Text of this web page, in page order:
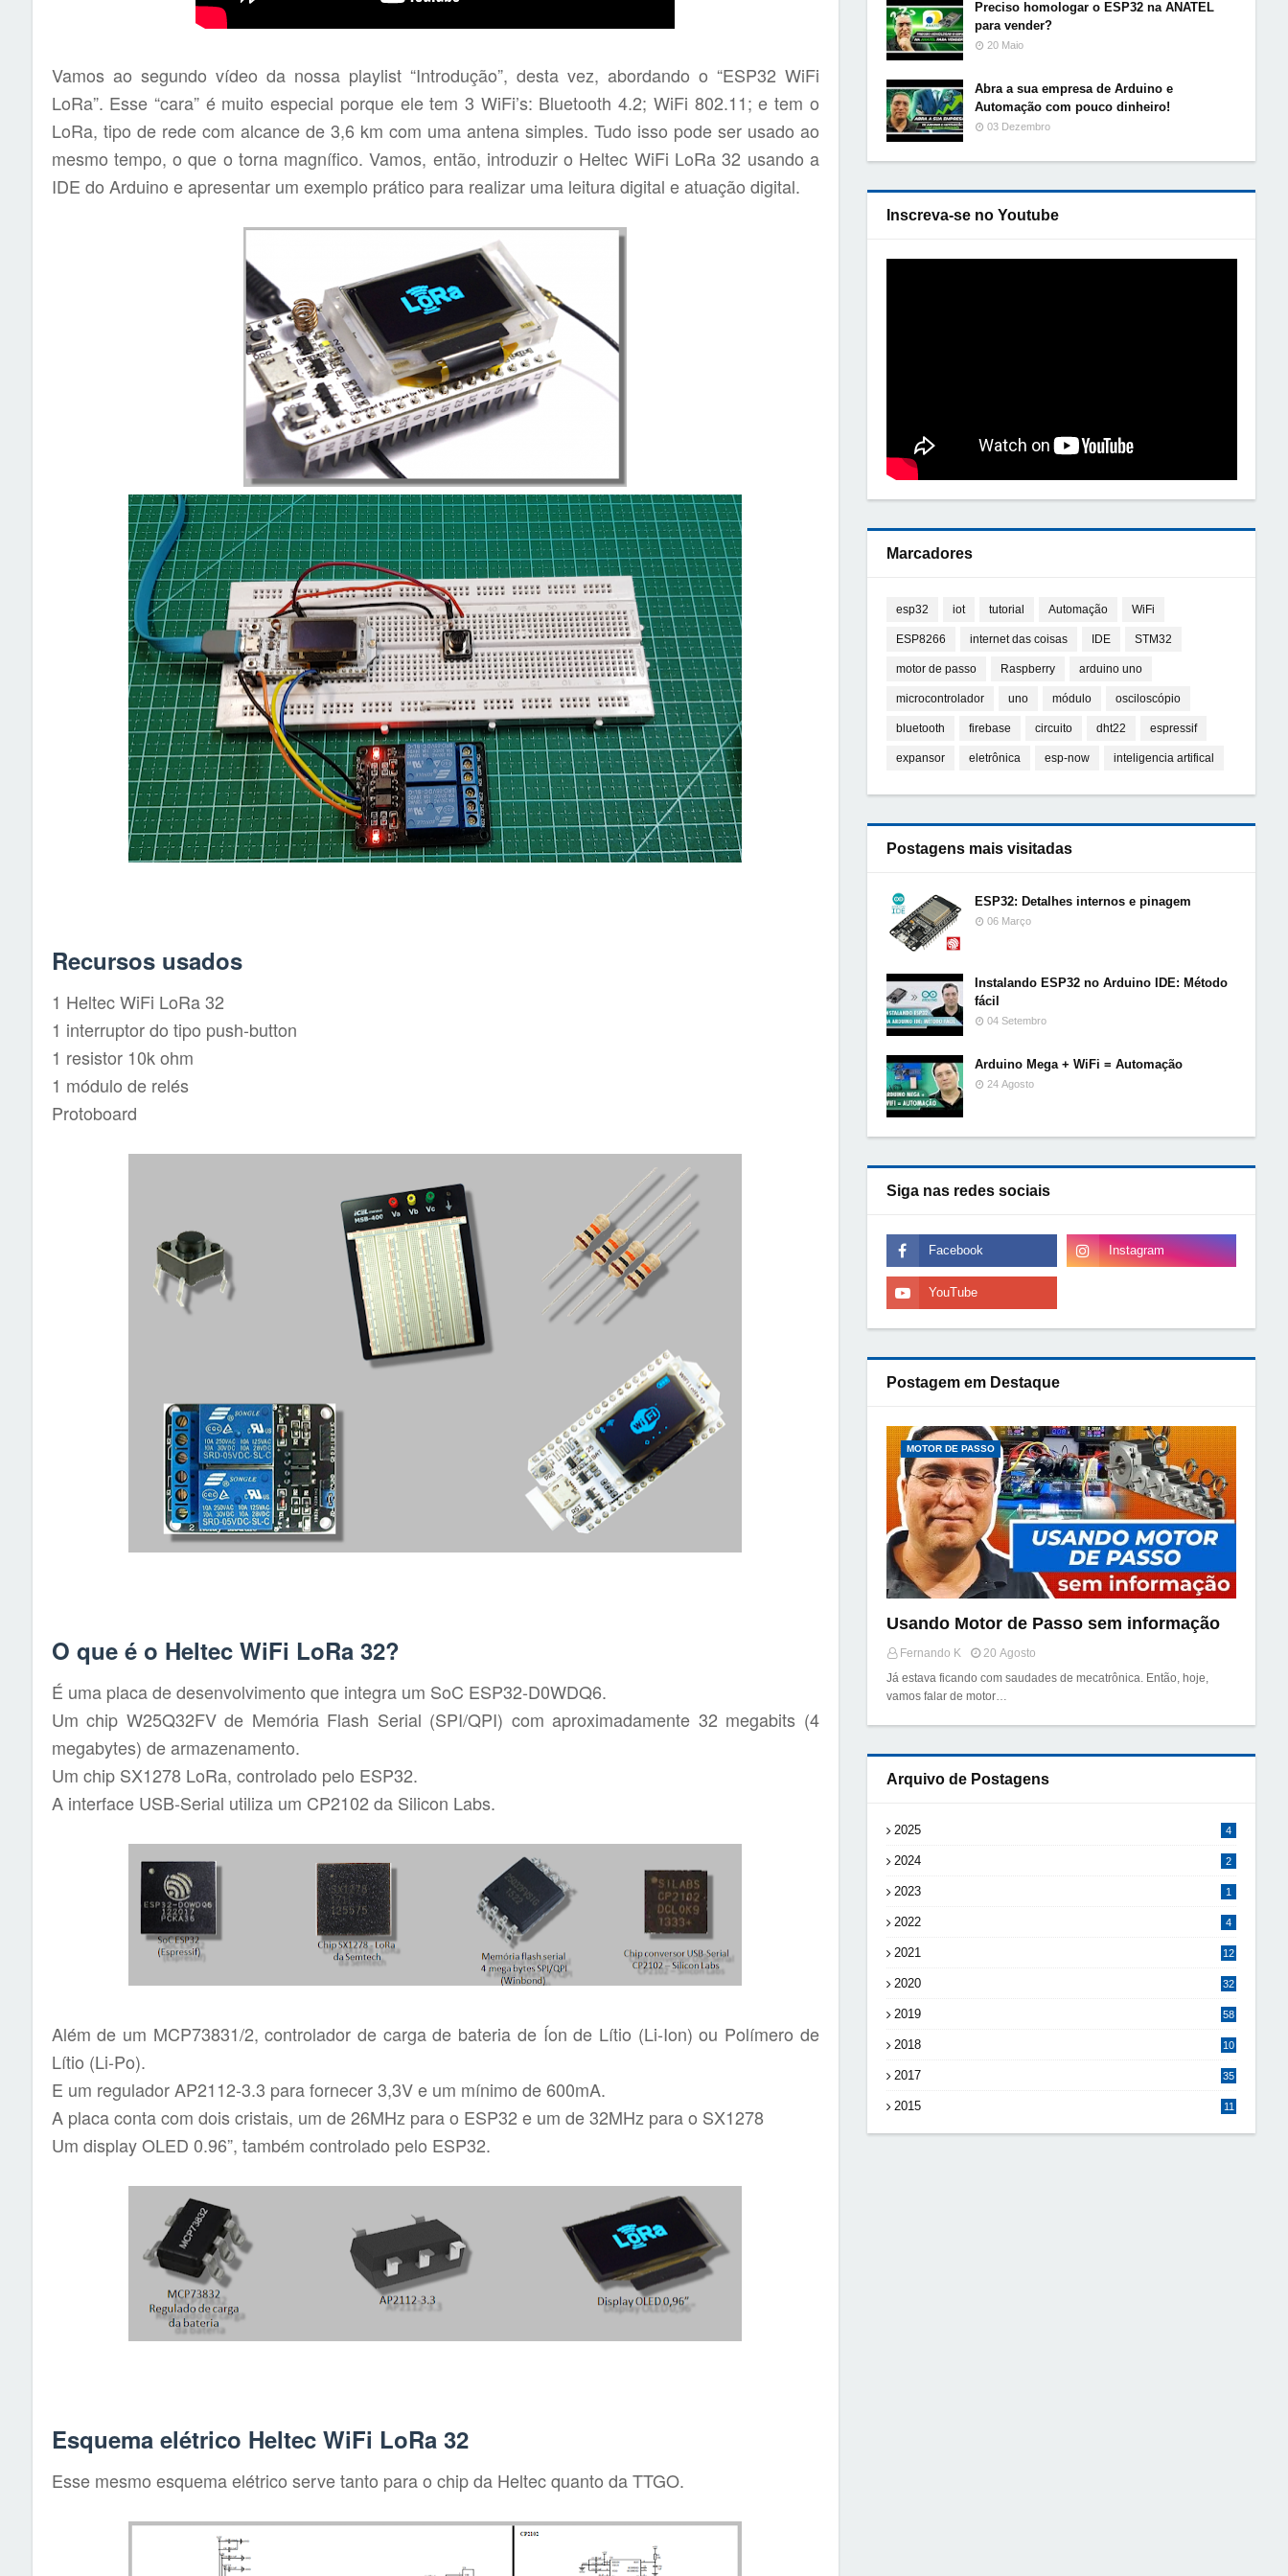
Vamos ao segundo vídeo da nossa playlist “Introdução”, desta vez, abordando o “ESP32 WiFi
LoRa”. Esse “cara” é muito especial porque ele tem 3 WiFi’s: Bluetooth 4.2; WiFi 802.11; e tem o
LoRa, tipo de rede com alcance de 3,6 km com uma antena simples. Tudo isso pode ser usado ao
mesmo tempo, o que o torna magnífico. Vamos, então, introduzir o Heltec WiFi LoRa 32 usando a
IDE do Arduino e apresentar um exemplo prático para realizar uma leitura digital e atuação digital.
Recursos usados
1 Heltec WiFi LoRa 32
1 interruptor do tipo push-button
1 resistor 10k ohm
1 módulo de relés
Protoboard
O que é o Heltec WiFi LoRa 32?
É uma placa de desenvolvimento que integra um SoC ESP32-D0WDQ6.
Um chip W25Q32FV de Memória Flash Serial (SPI/QPI) com aproximadamente 32 megabits (4
megabytes) de armazenamento.
Um chip SX1278 LoRa, controlado pelo ESP32.
A interface USB-Serial utiliza um CP2102 da Silicon Labs.
Além de um MCP73831/2, controlador de carga de bateria de Íon de Lítio (Li-Ion) ou Polímero de
Lítio (Li-Po).
E um regulador AP2112-3.3 para fornecer 3,3V e um mínimo de 600mA.
A placa conta com dois cristais, um de 26MHz para o ESP32 e um de 32MHz para o SX1278
Um display OLED 0.96”, também controlado pelo ESP32.
Esquema elétrico Heltec WiFi LoRa 32
Esse mesmo esquema elétrico serve tanto para o chip da Heltec quanto da TTGO.
Preciso homologar o ESP32 na ANATEL
para vender?
20 Maio
Abra a sua empresa de Arduino e
Automação com pouco dinheiro!
03 Dezembro
Inscreva-se no Youtube
Marcadores
esp32 iot tutorial Automação WiFi
ESP8266 internet das coisas IDE STM32
motor de passo Raspberry arduino uno
microcontrolador uno módulo osciloscópio
bluetooth firebase circuito dht22 espressif
expansor eletrônica esp-now inteligencia artifical
Postagens mais visitadas
ESP32: Detalhes internos e pinagem
06 Março
Instalando ESP32 no Arduino IDE: Método
fácil
04 Setembro
Arduino Mega + WiFi = Automação
24 Agosto
Siga nas redes sociais
Postagem em Destaque
MOTOR DE PASSO
Usando Motor de Passo sem informação
Fernando K
20 Agosto
Já estava ficando com saudades de mecatrônica. Então, hoje,
vamos falar de motor…
Arquivo de Postagens
2025 4
2024 2
2023 1
2022 4
2021 12
2020 32
2019 58
2018
10
2017 35
2015 11